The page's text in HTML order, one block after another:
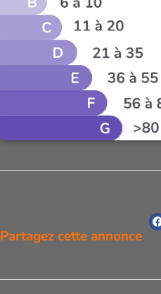
Partagez cette annonce